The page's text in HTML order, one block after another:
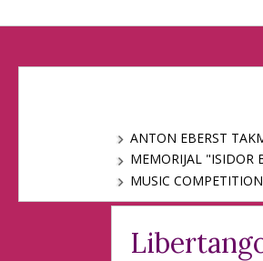
ANTON EBERST
MEMORIJAL "ISIDOR
MUSIC